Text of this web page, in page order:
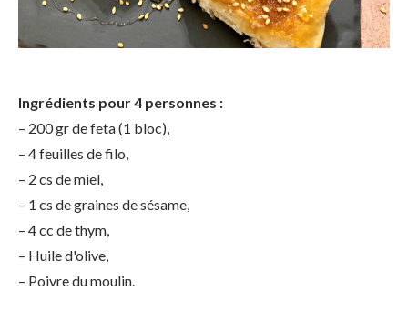
Ingrédients pour 4 personnes :
– 200 gr de feta (1 bloc),
– 4 feuilles de filo,
– 2 cs de miel,
– 1 cs de graines de sésame,
– 4 cc de thym,
– Huile d'olive,
– Poivre du moulin.